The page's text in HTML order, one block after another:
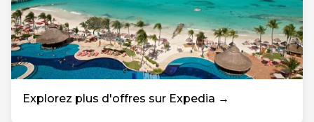
Explorez plus d'offres sur Expedia →